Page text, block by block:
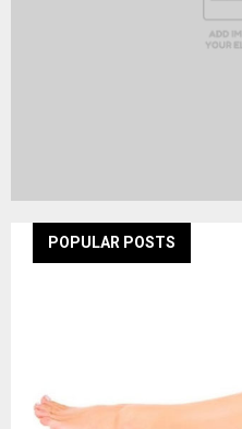
POPULAR POSTS